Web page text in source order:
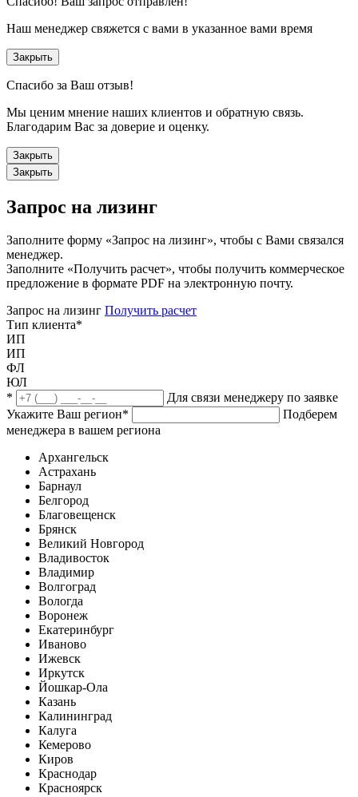
Наш менеджер свяжется с вами в указанное вами время
Закрыть
Спасибо за Ваш отзыв!
Мы ценим мнение наших клиентов и обратную связь.
Благодарим Вас за доверие и оценку.
Закрыть
Закрыть
Запрос на лизинг
Заполните форму «Запрос на лизинг», чтобы с Вами связался
менеджер.
Заполните «Получить расчет», чтобы получить коммерческое
предложение в формате PDF на электронную почту.
Запрос на лизинг Получить расчет
Тип клиента*
ИП
ИП
ФЛ
ЮЛ
*
Для связи менеджеру по заявке
Укажите Ваш регион*
Подберем
менеджера в вашем региона
Архангельск
Астрахань
Барнаул
Белгород
Благовещенск
Брянск
Великий Новгород
Владивосток
Владимир
Волгоград
Вологда
Воронеж
Екатеринбург
Иваново
Ижевск
Иркутск
Йошкар-Ола
Казань
Калининград
Калуга
Кемерово
Киров
Краснодар
Красноярск